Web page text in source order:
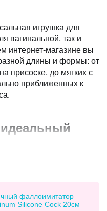
игрушка для
вагинальной, так и
интернет-магазине вы
длины и формы: от
присоске, до мягких с
приближенных к
фаллоимитатор
Silicone Cock 20см